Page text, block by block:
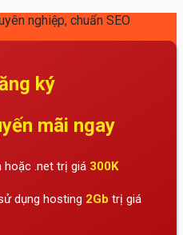
nghiệp, chuẩn SEO
ký
mãi ngay
hoặc .net trị giá 300K
dụng hosting 2Gb trị giá